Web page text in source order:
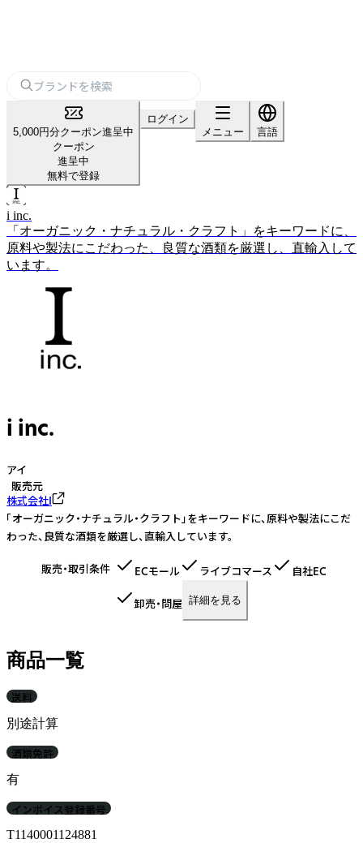
5,000円分クーポン進呈中
クーポン
進呈中
無料で登録
ログイン
メニュー
言語
i inc.
「オーガニック・ナチュラル・クラフト」をキーワードに、
原料や製法にこだわった、良質な酒類を厳選し、直輸入して
います。
i inc.
アイ
販売元
株式会社I
「オーガニック・ナチュラル・クラフト」をキーワードに、原料や製法にこだ
わった、良質な酒類を厳選し、直輸入しています。
販売・取引条件 ECモール ライブコマース 自社EC
卸売・問屋 詳細を見る
商品一覧
送料
別途計算
酒類免許
有
インボイス登録番号
T1140001124881